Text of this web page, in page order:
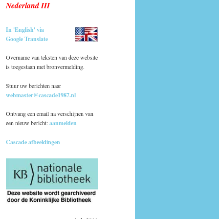
Nederland III
In 'English' via
Google Translate
Overname van teksten van deze website
is toegestaan met bronvermelding.
Stuur uw berichten naar
webmaster@cascade1987.nl
Ontvang een email na verschijnen van
een nieuw bericht:aanmelden
Cascade afbeeldingen